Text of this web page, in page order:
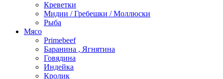
Креветки
Мидии / Гребешки / Моллюски
Рыба
Мясо
Primebeef
Баранина , Ягнятина
Говядина
Индейка
Кролик